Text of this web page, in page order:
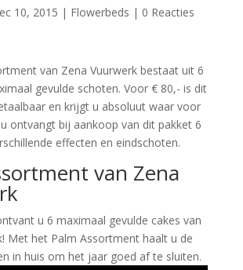
10, 2015 | Flowerbeds | 0 Reacties
van Zena Vuurwerk bestaat uit 6
gevulde schoten. Voor € 80,- is dit
en krijgt u absoluut waar voor
ontvangt bij aankoop van dit pakket 6
effecten en eindschoten.
van Zena
u 6 maximaal gevulde cakes van
Met het Palm Assortment haalt u de
in huis om het jaar goed af te sluiten.